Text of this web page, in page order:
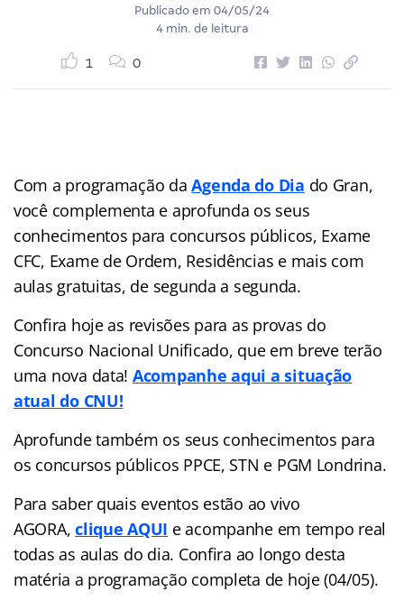
Publicado em 04/05/24
4 min. de leitura
1 0
Com a programação daAgenda do Dia do Gran,
você complementa e aprofunda os seus
conhecimentos para concursos públicos, Exame
CFC, Exame de Ordem, Residências e mais com
aulas gratuitas, de segunda a segunda.
Confira hoje as revisões para as provas do
Concurso Nacional Unificado, que em breve terão
uma nova data! Acompanhe aqui a situação
atual do CNU!
Aprofunde também os seus conhecimentos para
os concursos públicos PPCE, STN e PGM Londrina.
Para saber quais eventos estão ao vivo
AGORA,clique AQUI e acompanhe em tempo real
todas as aulas do dia. Confira ao longo desta
matéria a programação completa de hoje (04/05).